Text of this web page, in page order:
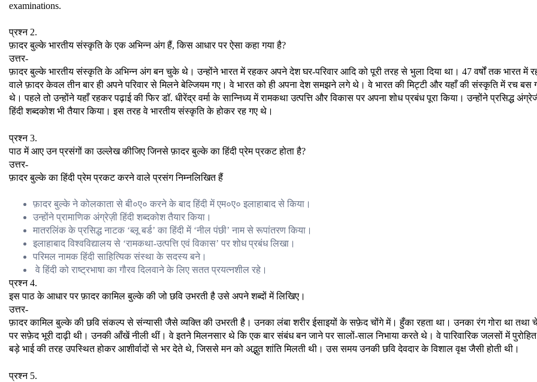
examinations.
प्रश्न 2.
फ़ादर बुल्के भारतीय संस्कृति के एक अभिन्न अंग हैं, किस आधार पर ऐसा कहा गया है?
उत्तर-
फ़ादर बुल्के भारतीय संस्कृति के अभिन्न अंग बन चुके थे। उन्होंने भारत में रहकर अपने देश घर-परिवार आदि को पूरी तरह से भुला दिया था। 47 वर्षों तक भारत में
वाले फ़ादर केवल तीन बार ही अपने परिवार से मिलने बेल्जियम गए। वे भारत को ही अपना देश समझने लगे थे। वे भारत की मिट्टी और यहाँ की संस्कृति में रच बस
थे। पहले तो उन्होंने यहाँ रहकर पढ़ाई की फिर डॉ. धीरेंद्र वर्मा के सान्निध्य में रामकथा उत्पत्ति और विकास पर अपना शोध प्रबंध पूरा किया। उन्होंने प्रसिद्ध
हिंदी शब्दकोश भी तैयार किया। इस तरह वे भारतीय संस्कृति के होकर रह गए थे।
प्रश्न 3.
पाठ में आए उन प्रसंगों का उल्लेख कीजिए जिनसे फ़ादर बुल्के का हिंदी प्रेम प्रकट होता है?
उत्तर-
फ़ादर बुल्के का हिंदी प्रेम प्रकट करने वाले प्रसंग निम्नलिखित हैं
फ़ादर बुल्के ने कोलकाता से बी०ए० करने के बाद हिंदी में एम०ए० इलाहाबाद से किया।
उन्होंने प्रामाणिक अंग्रेज़ी हिंदी शब्दकोश तैयार किया।
मातरलिंक के प्रसिद्ध नाटक ‘ब्लू बर्ड’ का हिंदी में ‘नील पंछी’ नाम से रूपांतरण किया।
इलाहाबाद विश्वविद्यालय से ‘रामकथा-उत्पत्ति एवं विकास’ पर शोध प्रबंध लिखा।
परिमल नामक हिंदी साहित्यिक संस्था के सदस्य बने।
वे हिंदी को राष्ट्रभाषा का गौरव दिलवाने के लिए सतत प्रयत्नशील रहे।
प्रश्न 4.
इस पाठ के आधार पर फ़ादर कामिल बुल्के की जो छवि उभरती है उसे अपने शब्दों में लिखिए।
उत्तर-
फ़ादर कामिल बुल्के की छवि संकल्प से संन्यासी जैसे व्यक्ति की उभरती है। उनका लंबा शरीर ईसाइयों के सफ़ेद चोंगे में। हुँका रहता था। उनका रंग गोरा था तथा
पर सफ़ेद भूरी दाढ़ी थी। उनकी आँखें नीली थीं। वे इतने मिलनसार थे कि एक बार संबंध बन जाने पर सालों-साल निभाया करते थे। वे पारिवारिक जलसों में पुरोहित
बड़े भाई की तरह उपस्थित होकर आशीर्वादों से भर देते थे, जिससे मन को अद्भुत शांति मिलती थी। उस समय उनकी छवि देवदार के विशाल वृक्ष जैसी होती थी।
प्रश्न 5.